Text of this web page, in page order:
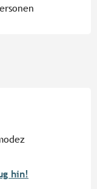
hin!